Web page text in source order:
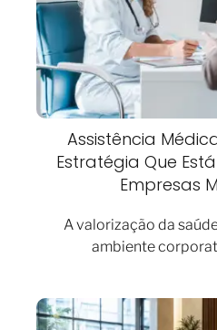
Assistência
Estratégia Que
Empresas
A valorização da
ambiente